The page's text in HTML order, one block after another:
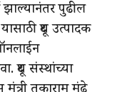
पुढील
दूध उत्पादक
दूध संस्थांच्या